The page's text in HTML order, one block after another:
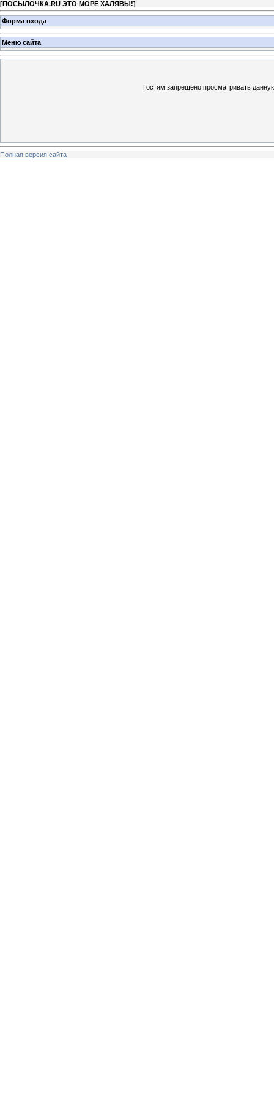
[ПОСЫЛОЧКА.RU ЭТО МОРЕ ХАЛЯВЫ!]
Форма входа
Меню сайта
Гостям запрещено просматривать
Полная версия сайта